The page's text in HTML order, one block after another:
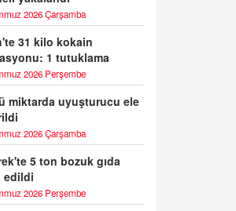
2026 Çarşamba
31 kilo kokain
1 tutuklama
2026 Perşembe
miktarda uyuşturucu ele
2026 Çarşamba
5 ton bozuk gıda
edildi
2026 Perşembe